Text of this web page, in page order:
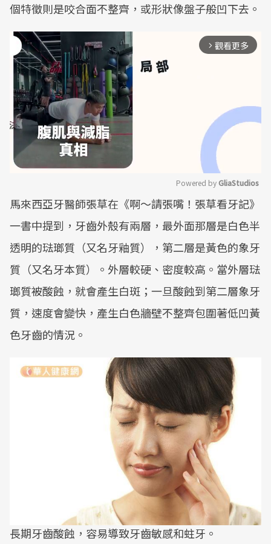
個特徵則是咬合面不整齊，或形狀像盤子般凹下去。
arrow_forward_ios 觀看更多
Mute
Powered by GliaStudios
馬來西亞牙醫師張草在《啊～請張嘴！張草看牙記》
一書中提到，牙齒外殼有兩層，最外面那層是白色半
透明的琺瑯質（又名牙釉質），第二層是黃色的象牙
質（又名牙本質）。外層較硬、密度較高。當外層琺
瑯質被酸蝕，就會產生白斑；一旦酸蝕到第二層象牙
質，速度會變快，產生白色牆壁不整齊包圍著低凹黃
色牙齒的情況。
長期牙齒酸蝕，容易導致牙齒敏感和蛀牙。